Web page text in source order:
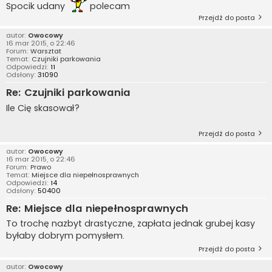
Spocik udany polecam
Przejdź do posta
autor: Owocowy
16 mar 2015, o 22:46
Forum: Warsztat
Temat: Czujniki parkowania
Odpowiedzi: 11
Odsłony: 31090
Re: Czujniki parkowania
Ile Cię skasował?
Przejdź do posta
autor: Owocowy
16 mar 2015, o 22:46
Forum: Prawo
Temat: Miejsce dla niepełnosprawnych
Odpowiedzi: 14
Odsłony: 50400
Re: Miejsce dla niepełnosprawnych
To trochę nazbyt drastyczne, zapłata jednak grubej kasy
byłaby dobrym pomysłem.
Przejdź do posta
autor: Owocowy